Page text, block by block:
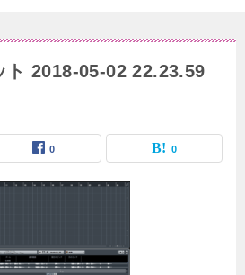
ト 2018-05-02 22.23.59
0 0